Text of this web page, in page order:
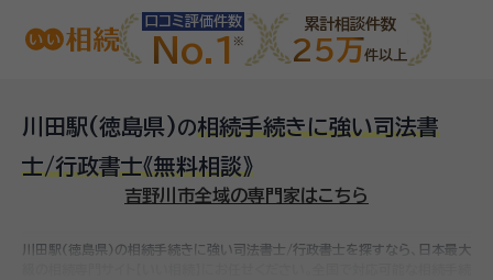
口コミ評価件数
No.1
累計相談件数
25万件以上
川田駅(徳島県)の相続手続きに強い司法書
士/行政書士《無料相談》
吉野川市全域の専門家はこちら
川田駅(徳島県)の相続手続きに強い司法書士/行政書士を探すなら、日本最大